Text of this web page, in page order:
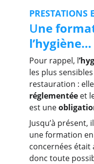
Une
Pour rappel, l
les plus
restauration :
réglementée et
est une
Jusqu’à
une formation en
concernées était
donc toute
PRESTATIONS